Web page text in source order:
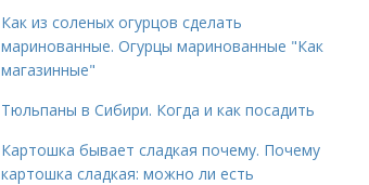
Как из соленых огурцов сделать
маринованные. Огурцы маринованные "Как
магазинные"
Тюльпаны в Сибири. Когда и как посадить
Картошка бывает сладкая почему. Почему
картошка сладкая: можно ли есть